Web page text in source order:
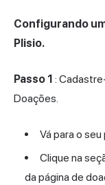
Configurando
Plisio.
Passo 1 :
Doações.
Vá para o seu
Clique na
da página de